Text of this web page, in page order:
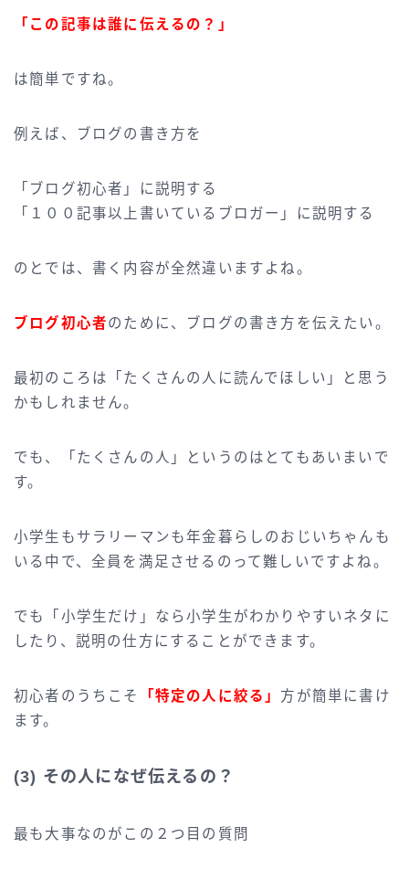
「この記事は誰に伝えるの？」
は簡単ですね。
例えば、ブログの書き方を
「ブログ初心者」に説明する
「１００記事以上書いているブロガー」に説明する
のとでは、書く内容が全然違いますよね。
ブログ初心者のために、ブログの書き方を伝えたい。
最初のころは「たくさんの人に読んでほしい」と思う
かもしれません。
でも、「たくさんの人」というのはとてもあいまいで
す。
小学生もサラリーマンも年金暮らしのおじいちゃんも
いる中で、全員を満足させるのって難しいですよね。
でも「小学生だけ」なら小学生がわかりやすいネタに
したり、説明の仕方にすることができます。
初心者のうちこそ 「特定の人に絞る」方が簡単に書け
ます。
(3) その人になぜ伝えるの？
最も大事なのがこの２つ目の質問